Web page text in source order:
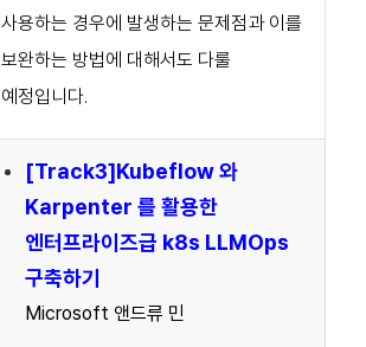
사용하는 경우에 발생하는 문제점과 이를
보완하는 방법에 대해서도 다룰
예정입니다.
[Track3]Kubeflow 와
Karpenter 를 활용한
엔터프라이즈급 k8s LLMOps
구축하기
Microsoft 앤드류 민